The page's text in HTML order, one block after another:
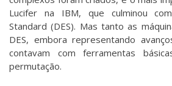
Lucifer na IBM, que culminou
Standard (DES). Mas tanto as
DES, embora representando
contavam com ferramentas
permutação.